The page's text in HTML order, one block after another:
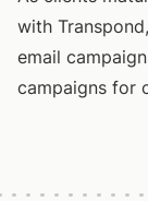
with
email
campaigns for